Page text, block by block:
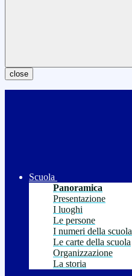
close
Scuola
Panoramica
Presentazione
I luoghi
Le persone
I numeri della scuola
Le carte della scuola
Organizzazione
La storia